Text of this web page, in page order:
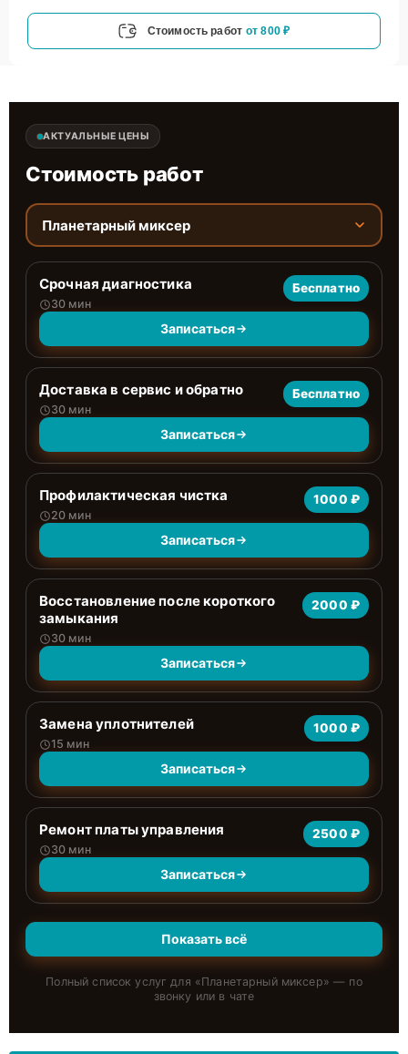
Стоимость работ от 800 ₽
АКТУАЛЬНЫЕ ЦЕНЫ
Стоимость работ
Планетарный миксер
Срочная диагностика
30 мин
Бесплатно
Записаться
Доставка в сервис и обратно
30 мин
Бесплатно
Записаться
Профилактическая чистка
20 мин
1000 ₽
Записаться
Восстановление после короткого
замыкания
30 мин
2000 ₽
Записаться
Замена уплотнителей
15 мин
1000 ₽
Записаться
Ремонт платы управления
30 мин
2500 ₽
Записаться
Показать всё
Полный список услуг для «Планетарный миксер» — по
звонку или в чате